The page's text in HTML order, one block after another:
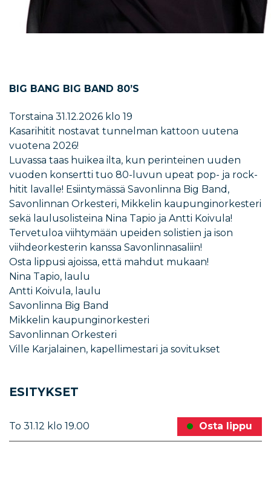
BIG BANG BIG BAND 80’S
Torstaina 31.12.2026 klo 19
Kasarihitit nostavat tunnelman kattoon uutena
vuotena 2026!
Luvassa taas huikea ilta, kun perinteinen uuden
vuoden konsertti tuo 80-luvun upeat pop- ja rock-
hitit lavalle! Esiintymässä Savonlinna Big Band,
Savonlinnan Orkesteri, Mikkelin kaupunginorkesteri
sekä laulusolisteina Nina Tapio ja Antti Koivula!
Tervetuloa viihtymään upeiden solistien ja ison
viihdeorkesterin kanssa Savonlinnasaliin!
Osta lippusi ajoissa, että mahdut mukaan!
Nina Tapio, laulu
Antti Koivula, laulu
Savonlinna Big Band
Mikkelin kaupunginorkesteri
Savonlinnan Orkesteri
Ville Karjalainen, kapellimestari ja sovitukset
ESITYKSET
To 31.12 klo 19.00 Osta lippu